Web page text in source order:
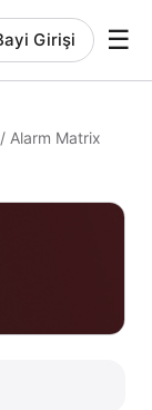
Girişi ☰
Alarm Matrix